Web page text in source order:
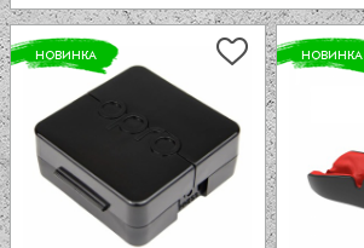
НОВИНКА НОВИНКА